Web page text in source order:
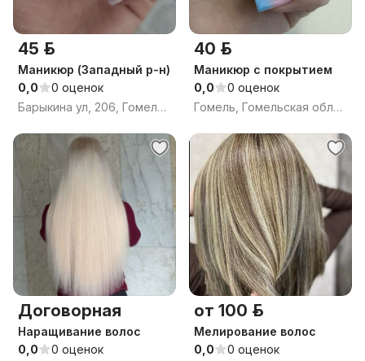
45 р.
Маникюр (Западный р-н)
0,0
0 оценок
Барыкина ул, 206, Гомель, Гомельская область
40 р.
Маникюр с покрытием
0,0
0 оценок
Гомель, Гомельская область
Договорная
Наращивание волос
0,0
0 оценок
от 100 р.
Мелирование волос
0,0
0 оценок